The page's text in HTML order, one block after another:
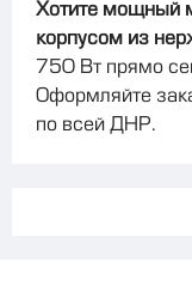
Хотите мощный
корпусом из
750 Вт прямо
Оформляйте
по всей ДНР.